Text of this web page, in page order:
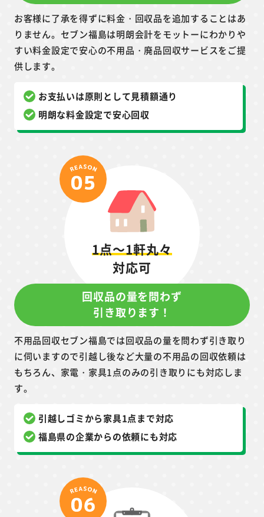
お客様に了承を得ずに料金・回収品を追加することはあ
りません。セブン福島は明朗会計をモットーにわかりや
すい料金設定で安心の不用品・廃品回収サービスをご提
供します。
お支払いは原則として見積額通り
明朗な料金設定で安心回収
1点～1軒丸々
対応可
回収品の量を問わず
引き取ります！
不用品回収セブン福島では回収品の量を問わず引き取り
に伺いますので引越し後など大量の不用品の回収依頼は
もちろん、家電・家具1点のみの引き取りにも対応しま
す。
引越しゴミから家具1点まで対応
福島県の企業からの依頼にも対応